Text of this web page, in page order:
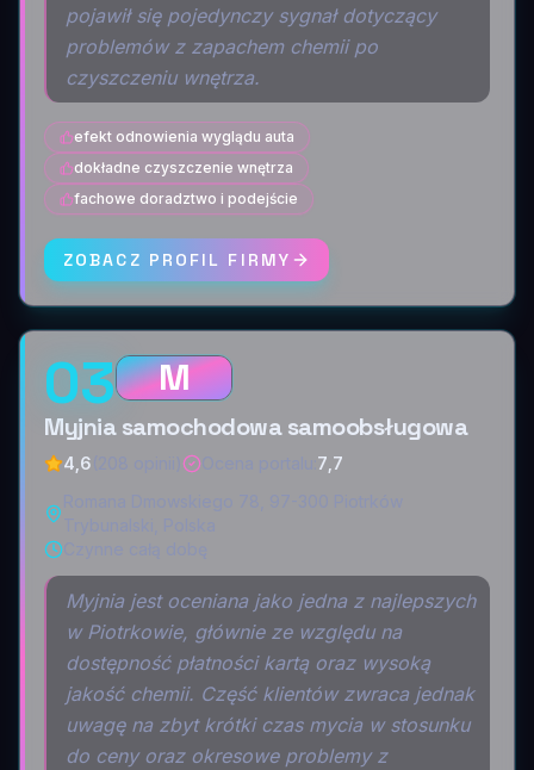
pojawił się pojedynczy sygnał dotyczący
problemów z zapachem chemii po
czyszczeniu wnętrza.
efekt odnowienia wyglądu auta
dokładne czyszczenie wnętrza
fachowe doradztwo i podejście
ZOBACZ PROFIL FIRMY
03 M
Myjnia samochodowa samoobsługowa
4,6
7,7
Myjnia jest oceniana jako jedna z najlepszych
w Piotrkowie, głównie ze względu na
dostępność płatności kartą oraz wysoką
jakość chemii. Część klientów zwraca jednak
uwagę na zbyt krótki czas mycia w stosunku
do ceny oraz okresowe problemy z